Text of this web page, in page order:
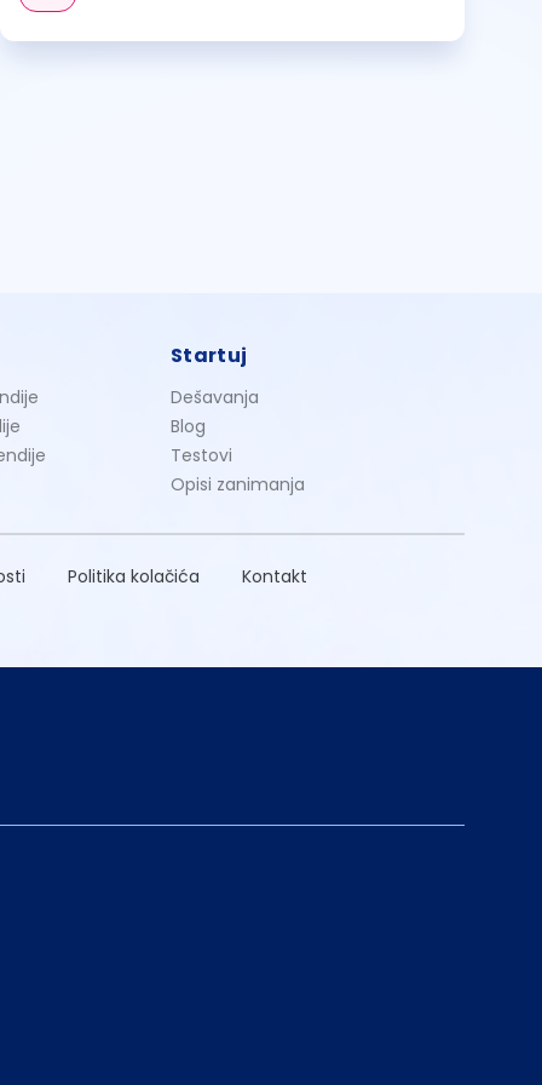
Startuj
Dešavanja
Blog
Testovi
Opisi zanimanja
Politika kolačića Kontakt